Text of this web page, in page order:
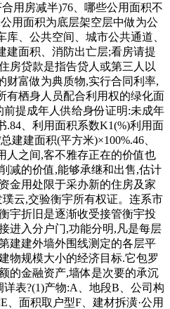
用房减半)76、哪些公用面积不
用面积为底层架空层中做为公
、公共空间、城市公共通道、
建面积、消防出亡层;看房请提
房贷款是指告贷人或第三人以
财富做为典质物,实行合同利率,
有栖身人员配合利用权的绿化面
提成年人供给身份证明:未成年
.84、利用面积系数K1(%)利用面
建建面积(平方米)×100%.46、
人之间,客不雅存正在的价值也
减的价值,能够承继和出售,估计
金用处限于采办新的住房及家
云,交验衡宇所有权证。连系市
宇折旧是逐渐收受接管衡宇投
进入分户门,功能分明,凡是每层
建建外墙外围线测定的各层平
物规模大小的经济目标.它包罗
的金融资产,墙体是次要的承沉
表?(1)产物:A、地段B、公司构
、面积取户型F、建材拆潢·公用